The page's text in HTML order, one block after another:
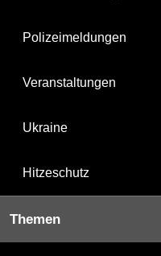
Polizeimeldungen
Veranstaltungen
Ukraine
Hitzeschutz
Themen